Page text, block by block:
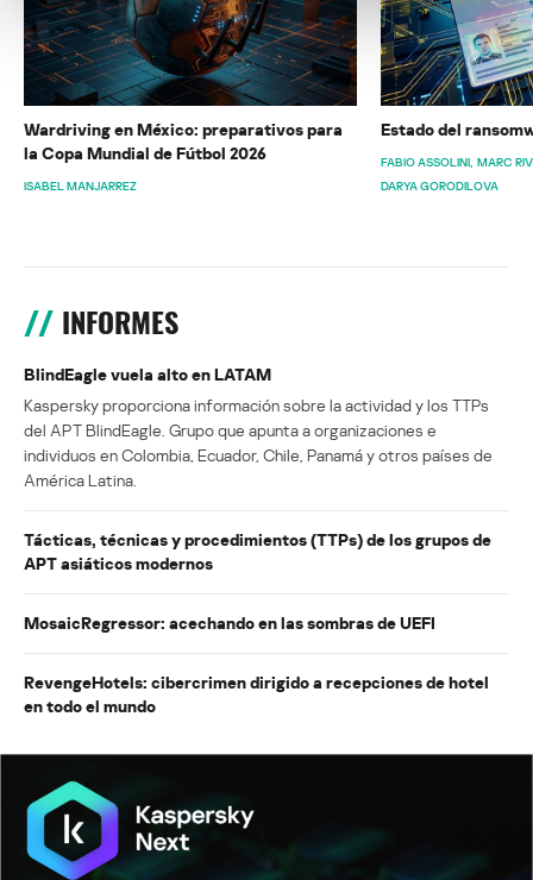
Wardriving en México: preparativos para
la Copa Mundial de Fútbol 2026
ISABEL MANJARREZ
Estado del
FABIO ASSOLINI MARC
DARYA GORODILOVA
INFORMES
BlindEagle vuela alto en LATAM
Kaspersky proporciona información sobre la actividad y los TTPs
del APT BlindEagle. Grupo que apunta a organizaciones e
individuos en Colombia, Ecuador, Chile, Panamá y otros países de
América Latina.
Tácticas, técnicas y procedimientos (TTPs) de los grupos de
APT asiáticos modernos
MosaicRegressor: acechando en las sombras de UEFI
RevengeHotels: cibercrimen dirigido a recepciones de hotel
en todo el mundo